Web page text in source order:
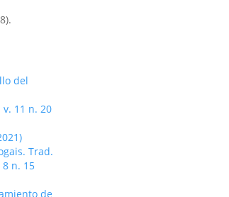
del
11 n. 20
Trad.
n. 15
de